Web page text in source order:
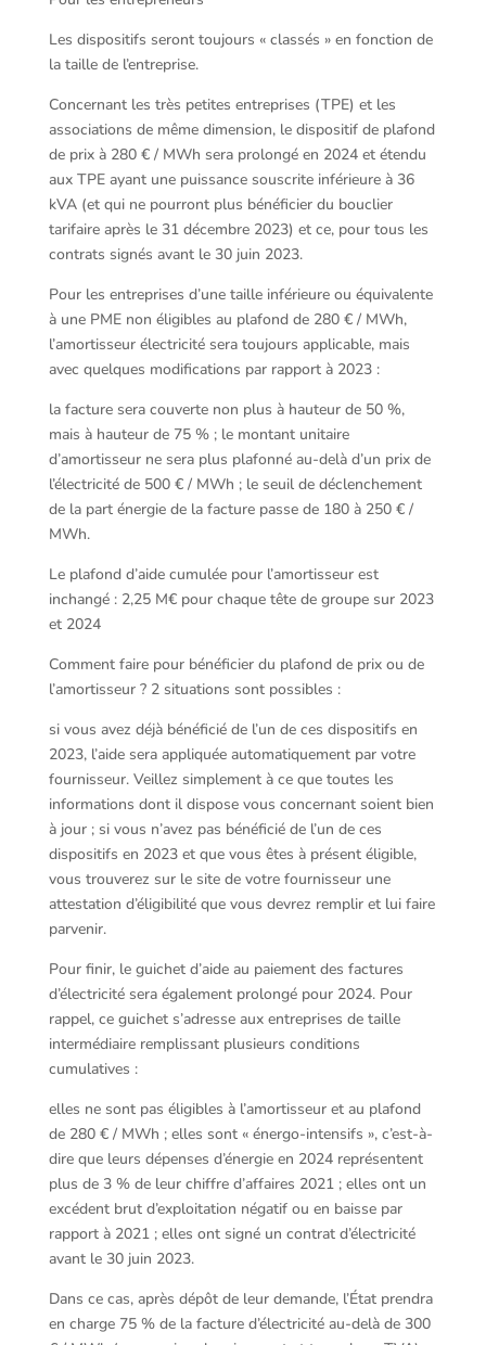
Les dispositifs seront toujours « classés » en fonction de
la taille de l’entreprise.
Concernant les très petites entreprises (TPE) et les
associations de même dimension, le dispositif de plafond
de prix à 280 € / MWh sera prolongé en 2024 et étendu
aux TPE ayant une puissance souscrite inférieure à 36
kVA (et qui ne pourront plus bénéficier du bouclier
tarifaire après le 31 décembre 2023) et ce, pour tous les
contrats signés avant le 30 juin 2023.
Pour les entreprises d’une taille inférieure ou équivalente
à une PME non éligibles au plafond de 280 € / MWh,
l’amortisseur électricité sera toujours applicable, mais
avec quelques modifications par rapport à 2023 :
la facture sera couverte non plus à hauteur de 50 %,
mais à hauteur de 75 % ; le montant unitaire
d’amortisseur ne sera plus plafonné au-delà d’un prix de
l’électricité de 500 € / MWh ; le seuil de déclenchement
de la part énergie de la facture passe de 180 à 250 € /
MWh.
Le plafond d’aide cumulée pour l’amortisseur est
inchangé : 2,25 M€ pour chaque tête de groupe sur 2023
et 2024
Comment faire pour bénéficier du plafond de prix ou de
l’amortisseur ? 2 situations sont possibles :
si vous avez déjà bénéficié de l’un de ces dispositifs en
2023, l’aide sera appliquée automatiquement par votre
fournisseur. Veillez simplement à ce que toutes les
informations dont il dispose vous concernant soient bien
à jour ; si vous n’avez pas bénéficié de l’un de ces
dispositifs en 2023 et que vous êtes à présent éligible,
vous trouverez sur le site de votre fournisseur une
attestation d’éligibilité que vous devrez remplir et lui faire
parvenir.
Pour finir, le guichet d’aide au paiement des factures
d’électricité sera également prolongé pour 2024. Pour
rappel, ce guichet s’adresse aux entreprises de taille
intermédiaire remplissant plusieurs conditions
cumulatives :
elles ne sont pas éligibles à l’amortisseur et au plafond
de 280 € / MWh ; elles sont « énergo-intensifs », c’est-à-
dire que leurs dépenses d’énergie en 2024 représentent
plus de 3 % de leur chiffre d’affaires 2021 ; elles ont un
excédent brut d’exploitation négatif ou en baisse par
rapport à 2021 ; elles ont signé un contrat d’électricité
avant le 30 juin 2023.
Dans ce cas, après dépôt de leur demande, l’État prendra
en charge 75 % de la facture d’électricité au-delà de 300